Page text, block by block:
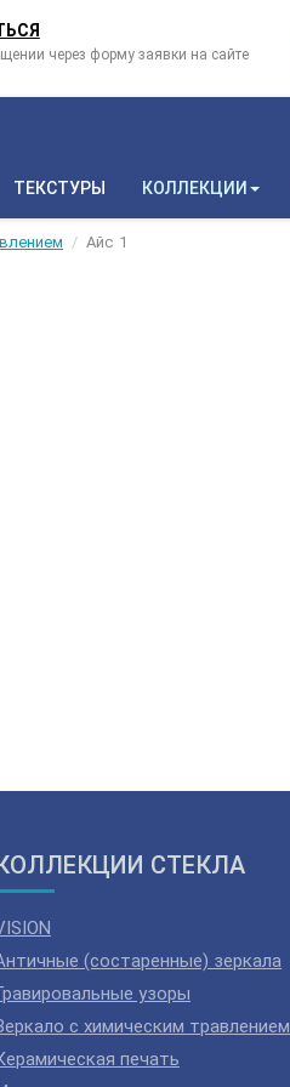
через форму заявки на сайте
ТЕКСТУРЫ КОЛЛЕКЦИИ
Айс 1
СТЕКЛА
(состаренные) зеркала
узоры
с химическим травлением
печать